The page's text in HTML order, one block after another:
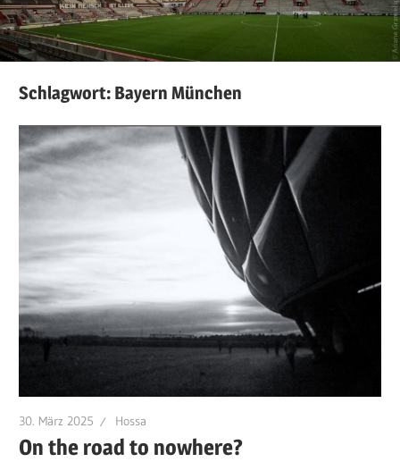
Schlagwort: Bayern München
30. März 2025 Hossa
On the road to nowhere?